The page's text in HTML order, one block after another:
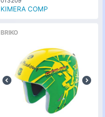
KIMERA COMP
BRIKO